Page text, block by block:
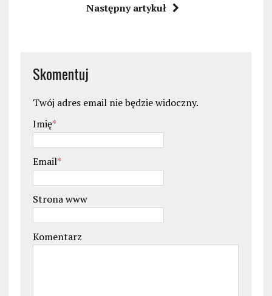
Następny artykuł
Skomentuj
Twój adres email nie będzie widoczny.
Imię*
Email*
Strona www
Komentarz